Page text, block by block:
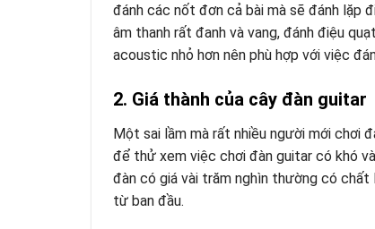
đánh các nốt đơn cả bài mà sẽ đánh lặp
âm thanh rất đanh và vang, đánh điệu
acoustic nhỏ hơn nên phù hợp với việc
2. Giá thành của cây đàn guitar
Một sai lầm mà rất nhiều người mới chơi
để thử xem việc chơi đàn guitar có khó
đàn có giá vài trăm nghìn thường có
từ ban đầu.